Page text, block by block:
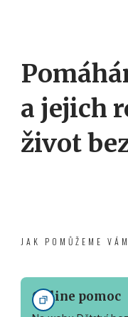
a jejich
život
JAK POMŮŽEME
Online pomoc